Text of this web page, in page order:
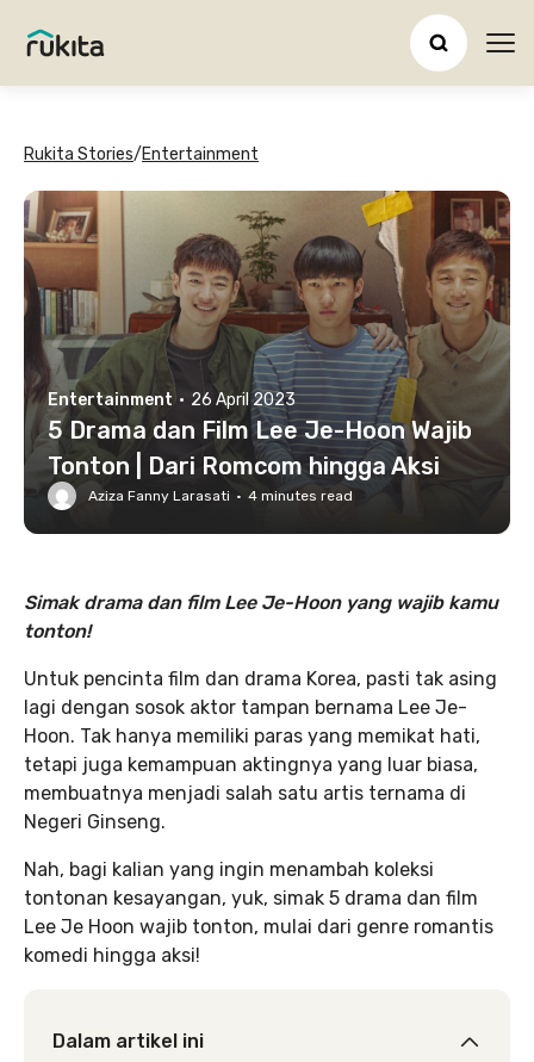
Rukita Stories/Entertainment
Entertainment · 26 April 2023
5 Drama dan Film Lee Je-Hoon Wajib
Tonton | Dari Romcom hingga Aksi
Aziza Fanny Larasati · 4 minutes read
Simak drama dan film Lee Je-Hoon yang wajib kamu
tonton!
Untuk pencinta film dan drama Korea, pasti tak asing
lagi dengan sosok aktor tampan bernama Lee Je-
Hoon. Tak hanya memiliki paras yang memikat hati,
tetapi juga kemampuan aktingnya yang luar biasa,
membuatnya menjadi salah satu artis ternama di
Negeri Ginseng.
Nah, bagi kalian yang ingin menambah koleksi
tontonan kesayangan, yuk, simak 5 drama dan film
Lee Je Hoon wajib tonton, mulai dari genre romantis
komedi hingga aksi!
Dalam artikel ini